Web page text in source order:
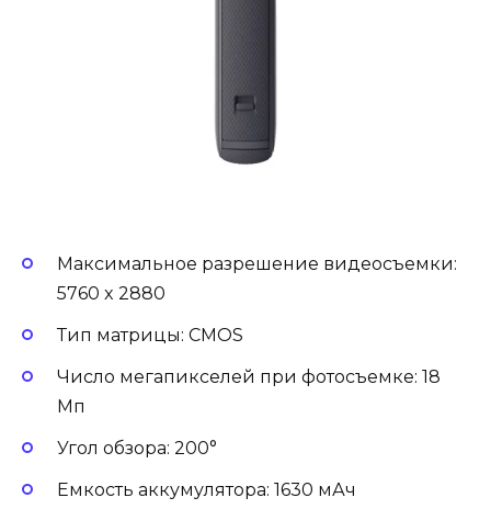
Максимальное разрешение видеосъемки:
5760 x 2880
Тип матрицы: CMOS
Число мегапикселей при фотосъемке: 18
Мп
Угол обзора: 200°
Емкость аккумулятора: 1630 мАч